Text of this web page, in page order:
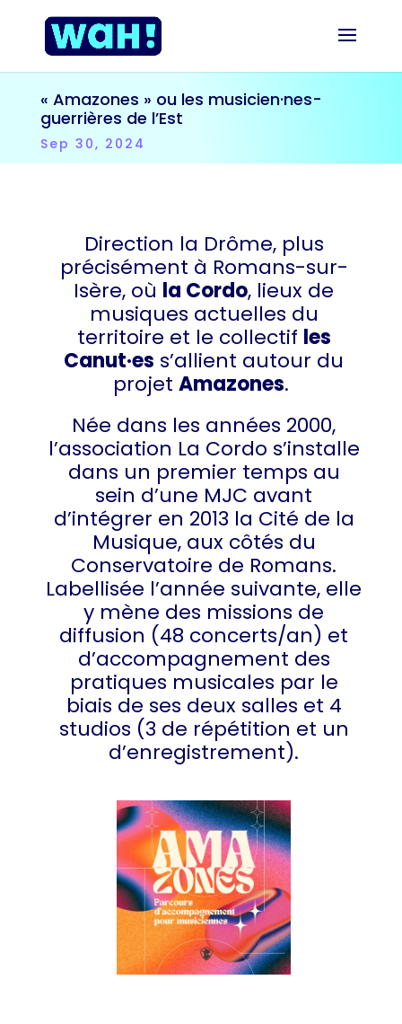
« Amazones » ou les musicien·nes-
guerrières de l’Est
Sep 30, 2024
Direction la Drôme, plus
précisément à Romans-sur-
Isère, où la Cordo, lieux de
musiques actuelles du
territoire et le collectif les
Canut·es s’allient autour du
projet Amazones.
Née dans les années 2000,
l’association La Cordo s’installe
dans un premier temps au
sein d’une MJC avant
d’intégrer en 2013 la Cité de la
Musique, aux côtés du
Conservatoire de Romans.
Labellisée l’année suivante, elle
y mène des missions de
diffusion (48 concerts/an) et
d’accompagnement des
pratiques musicales par le
biais de ses deux salles et 4
studios (3 de répétition et un
d’enregistrement).